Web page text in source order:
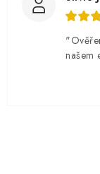
našem